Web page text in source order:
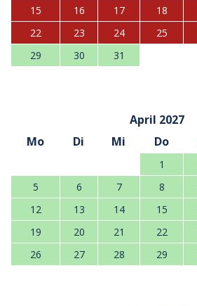
15
16 17 18
22
23 24 25
29
30 31
April 2027
Mo
Di Mi Do
1
5
6 7 8
12
13 14 15
19
20 21 22
26
27 28 29